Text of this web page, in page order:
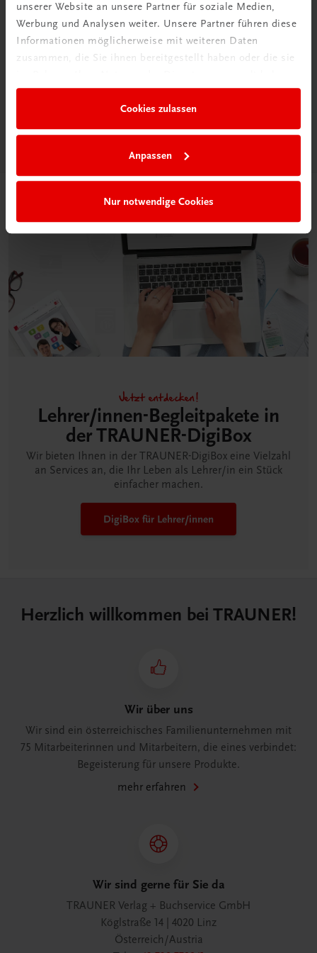
unserer Website an unsere Partner für soziale Medien,
Werbung und Analysen weiter. Unsere Partner führen diese
Informationen möglicherweise mit weiteren Daten
zusammen, die Sie ihnen bereitgestellt haben oder die sie
Cookies zulassen
Anpassen
Nur notwendige Cookies
Neu in der DigiBox
Klassenzimmer“
Jetzt entdecken!
Lehrer/innen-Begleitpakete in
der TRAUNER-DigiBox
Wir bieten Ihnen in der TRAUNER-DigiBox eine Vielzahl
an Services an, die Ihr Leben als Lehrer/in ein Stück
einfacher machen.
DigiBox für Lehrer/innen
Herzlich willkommen bei TRAUNER!
Wir über uns
Wir sind ein österreichisches Familienunternehmen mit
75 Mitarbeiterinnen und Mitarbeitern, die eines verbindet:
Begeisterung für unsere Produkte.
mehr erfahren
Wir sind gerne für Sie da
TRAUNER Verlag + Buchservice GmbH
Köglstraße 14 | 4020 Linz
Österreich/Austria